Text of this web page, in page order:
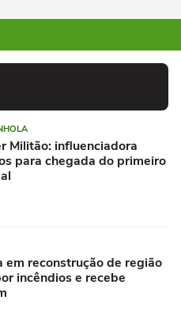
Militão: influenciadora
para chegada do primeiro
em reconstrução de região
incêndios e recebe